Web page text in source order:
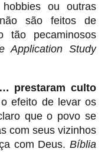
ou outras
são feitos de
tão pecaminosos
Application Study
prestaram culto
efeito de levar os
que o povo se
com seus vizinhos
com Deus. Bíblia